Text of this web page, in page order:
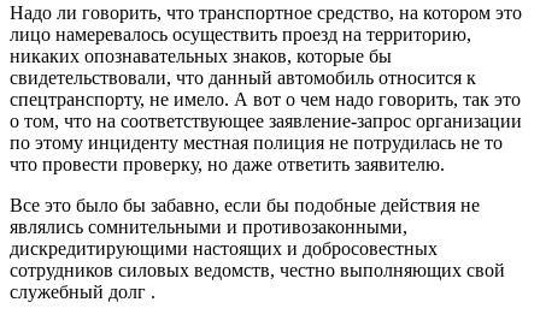
Надо ли говорить, что транспортное средство, на котором это
лицо намеревалось осуществить проезд на территорию,
никаких опознавательных знаков, которые бы
свидетельствовали, что данный автомобиль относится к
спецтранспорту, не имело. А вот о чем надо говорить, так это
о том, что на соответствующее заявление-запрос организации
по этому инциденту местная полиция не потрудилась не то
что провести проверку, но даже ответить заявителю.
Все это было бы забавно, если бы подобные действия не
являлись сомнительными и противозаконными,
дискредитирующими настоящих и добросовестных
сотрудников силовых ведомств, честно выполняющих свой
служебный долг .